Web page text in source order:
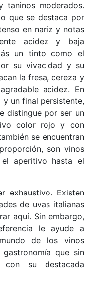
taninos moderados.
que se destaca por
en nariz y notas
acidez y baja
un tinto como el
su vivacidad y su
la fresa, cereza y
acidez. En
un final persistente,
distingue por ser un
color rojo y con
se encuentran
son vinos
aperitivo hasta el
exhaustivo. Existen
de uvas italianas
aquí. Sin embargo,
le ayude a
de los vinos
que sin
su destacada